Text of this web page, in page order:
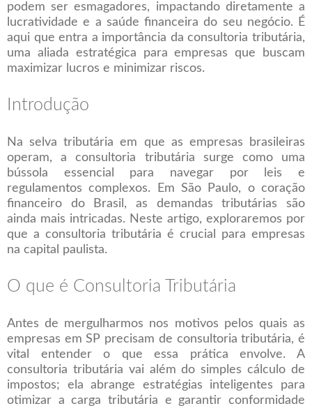
podem ser esmagadores, impactando diretamente a
lucratividade e a saúde financeira do seu negócio. É
aqui que entra a importância da consultoria tributária,
uma aliada estratégica para empresas que buscam
maximizar lucros e minimizar riscos.
Introdução
Na selva tributária em que as empresas brasileiras
operam, a consultoria tributária surge como uma
bússola essencial para navegar por leis e
regulamentos complexos. Em São Paulo, o coração
financeiro do Brasil, as demandas tributárias são
ainda mais intricadas. Neste artigo, exploraremos por
que a consultoria tributária é crucial para empresas
na capital paulista.
O que é Consultoria Tributária
Antes de mergulharmos nos motivos pelos quais as
empresas em SP precisam de consultoria tributária, é
vital entender o que essa prática envolve. A
consultoria tributária vai além do simples cálculo de
impostos; ela abrange estratégias inteligentes para
otimizar a carga tributária e garantir conformidade